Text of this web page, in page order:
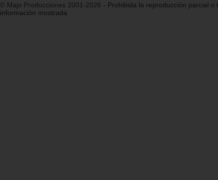
© Majo Producciones 2001-2026 - Prohibida la reproducción parcial o
información mostrada